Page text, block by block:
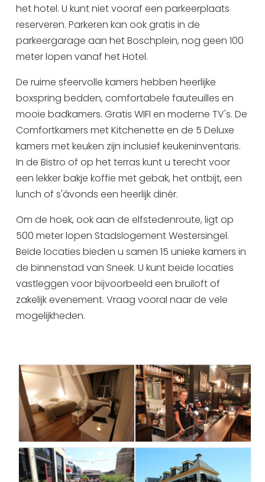
Bootverhuur
het hotel. U kunt niet vooraf een parkeerplaats
reserveren. Parkeren kan ook gratis in de
parkeergarage aan het Boschplein, nog geen 100
meter lopen vanaf het Hotel.
De ruime sfeervolle kamers hebben heerlijke
boxspring bedden, comfortabele fauteuilles en
mooie badkamers. Gratis WIFI en moderne TV's. De
Comfortkamers met Kitchenette en de 5 Deluxe
kamers met keuken zijn inclusief keukeninventaris.
In de Bistro of op het terras kunt u terecht voor
een lekker bakje koffie met gebak, het ontbijt, een
lunch of s'ávonds een heerlijk dinér.
Om de hoek, ook aan de elfstedenroute, ligt op
500 meter lopen Stadslogement Westersingel.
Beide locaties bieden u samen 15 unieke kamers in
de binnenstad van Sneek. U kunt beide locaties
vastleggen voor bijvoorbeeld een bruiloft of
zakelijk evenement. Vraag vooral naar de vele
mogelijkheden.